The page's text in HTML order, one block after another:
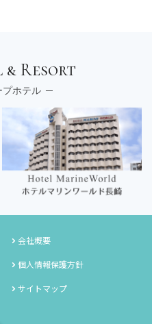
Resort
ホテル
会社概要
個人情報保護方針
サイトマップ